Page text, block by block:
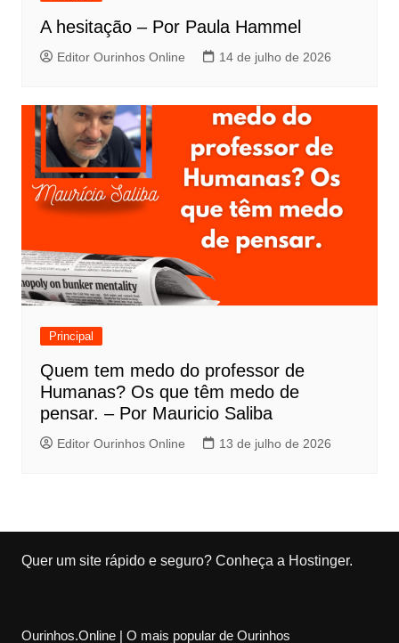
A hesitação – Por Paula Hammel
Editor Ourinhos Online 14 de julho de 2026
Principal
Quem tem medo do professor de
Humanas? Os que têm medo de
pensar. – Por Mauricio Saliba
Editor Ourinhos Online 13 de julho de 2026
Quer um site rápido e seguro? Conheça a Hostinger.
Ourinhos.Online | O mais popular de Ourinhos